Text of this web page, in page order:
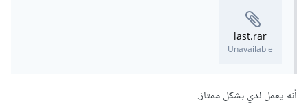
last.rar
Unavailable
أنه يعمل لدي بشكل ممتاز.